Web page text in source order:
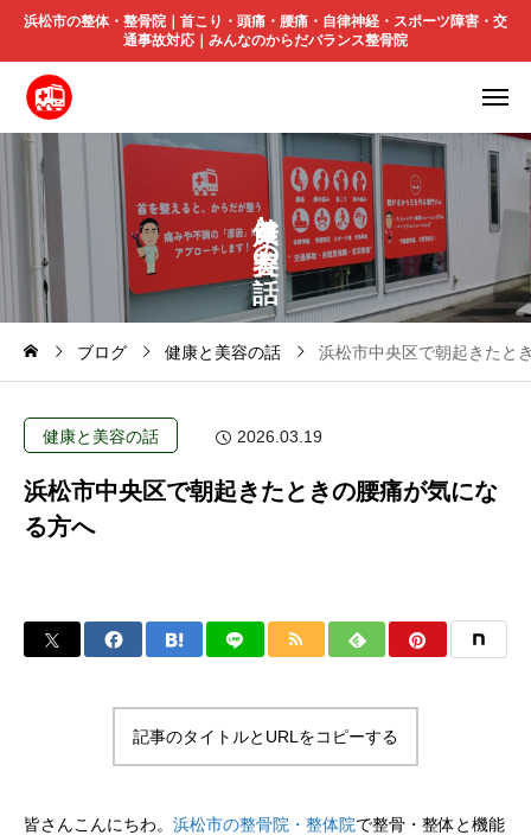
浜松市の整体・整骨院｜首こり・頭痛・腰痛・自律神経・スポーツ障害・交
通事故対応｜みんなのからだバランス整骨院
と
の
ブログ 健康と美容の話 浜松市中央区で朝起きたと
健康と美容の話 2026.03.19
浜松市中央区で朝起きたときの腰痛が気にな
る方へ
記事のタイトルとURLをコピーする
皆さんこんにちわ。 浜松市の整骨院・整体院で整骨・整体と機能